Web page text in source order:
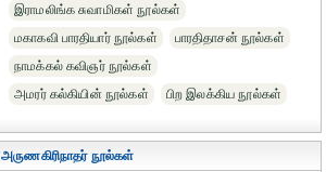
இராமலிங்க சுவாமிகள் நூல்கள்
மகாகவி பாரதியார் நூல்கள்
பாரதிதாசன் நூல்கள்
நாமக்கல் கவிஞர் நூல்கள்
அமரர் கல்கியின் நூல்கள்
பிற இலக்கிய நூல்கள்
அருணகிரிநாதர் நூல்கள்